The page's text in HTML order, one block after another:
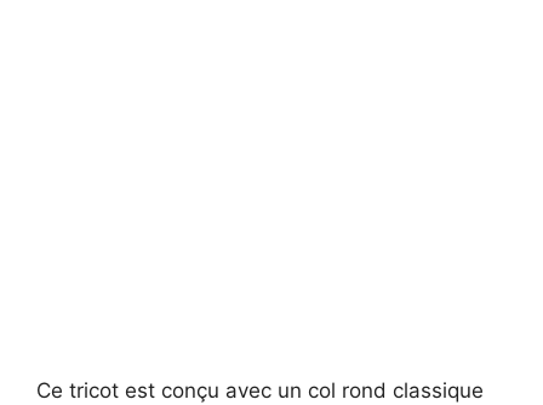
Ce tricot est conçu avec un col rond classique